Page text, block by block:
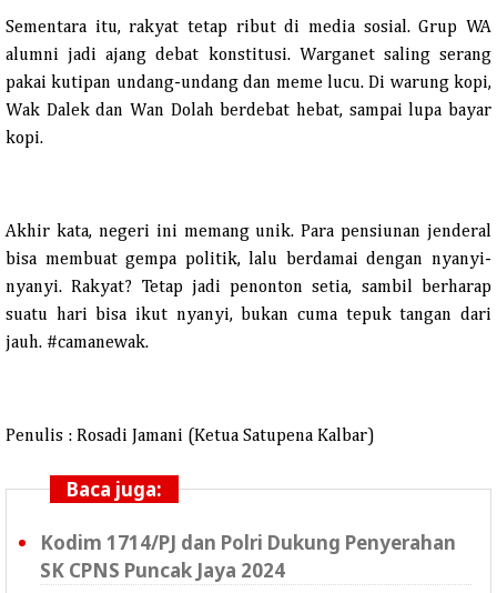
Sementara itu, rakyat tetap ribut di media sosial. Grup WA
alumni jadi ajang debat konstitusi. Warganet saling serang
pakai kutipan undang-undang dan meme lucu. Di warung kopi,
Wak Dalek dan Wan Dolah berdebat hebat, sampai lupa bayar
kopi.
Akhir kata, negeri ini memang unik. Para pensiunan jenderal
bisa membuat gempa politik, lalu berdamai dengan nyanyi-
nyanyi. Rakyat? Tetap jadi penonton setia, sambil berharap
suatu hari bisa ikut nyanyi, bukan cuma tepuk tangan dari
jauh. #camanewak.
Penulis : Rosadi Jamani (Ketua Satupena Kalbar)
Baca juga:
Kodim 1714/PJ dan Polri Dukung Penyerahan
SK CPNS Puncak Jaya 2024